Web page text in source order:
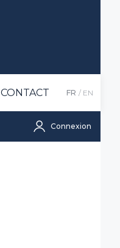
CONTACT FR EN
Connexion